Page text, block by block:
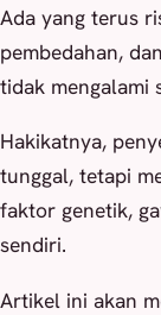
Ada yang terus
pembedahan,
tidak mengalami
Hakikatnya,
tunggal, tetapi
faktor genetik,
sendiri.
Artikel ini akan